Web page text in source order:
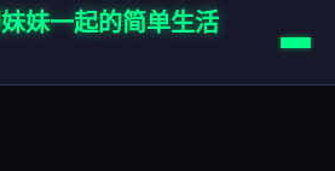
妹一起的简单生活